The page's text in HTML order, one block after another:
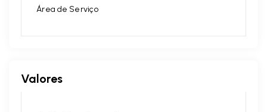
Área de Serviço
Valores